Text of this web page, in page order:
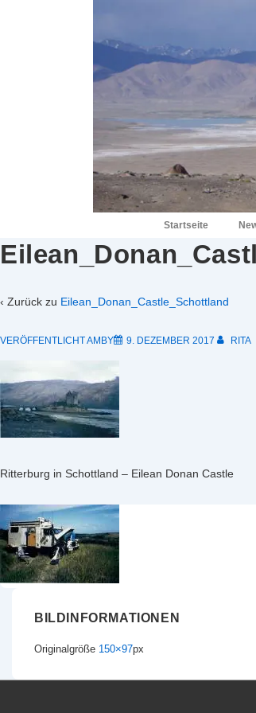
Hauptnavigation
Startseite
‹ Zurück zu Eilean_Donan_Castle_Schottland
VERÖFFENTLICHT AMBY 9. DEZEMBER 2017 RITA
Ritterburg in Schottland – Eilean Donan Castle
BILDINFORMATIONEN
Originalgröße 150×97px